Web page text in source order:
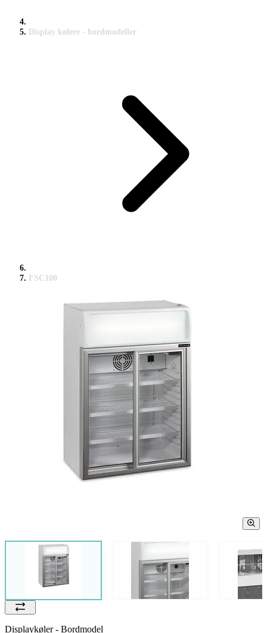
Display kølere - bordmodeller
FSC100
Displaykøler - Bordmodel